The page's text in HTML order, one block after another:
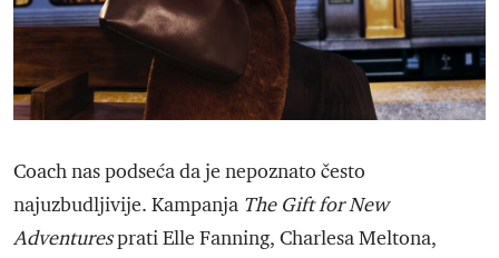
Coach nas podseća da je nepoznato često
najuzbudljivije. Kampanja The Gift for New
Adventuresprati Elle Fanning, Charlesa Meltona,